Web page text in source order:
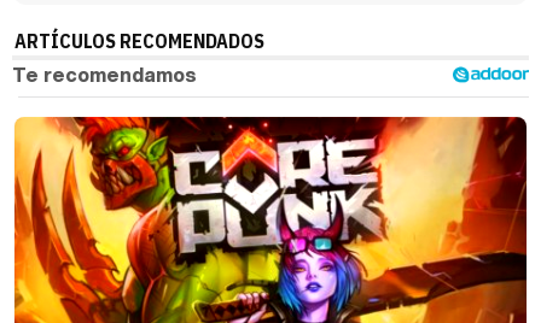
ARTÍCULOS RECOMENDADOS